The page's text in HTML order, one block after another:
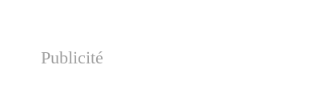
Publicité